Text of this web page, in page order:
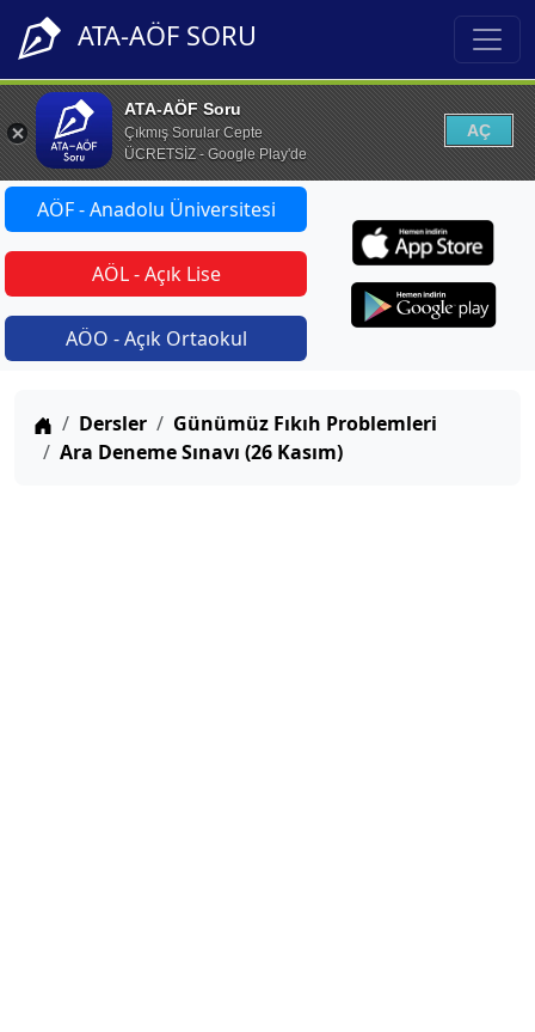
ATA-AÖF SORU
ATA-AÖF Soru
Çıkmış Sorular Cepte
ÜCRETSİZ - Google Play'de
AÇ
AÖF - Anadolu Üniversitesi
AÖL - Açık Lise
AÖO - Açık Ortaokul
Anasayfa
Dersler
Günümüz Fıkıh Problemleri
Ara Deneme Sınavı (26 Kasım)